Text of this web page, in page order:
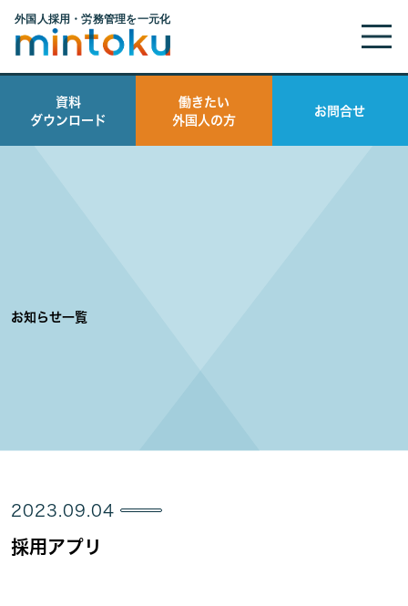
資料
ダウンロード
働きたい
外国人の方
お問合せ
お知らせ一覧
2023.09.04
採用アプリ